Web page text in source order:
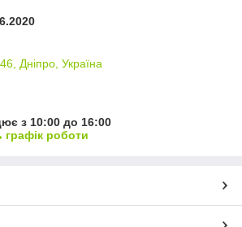
Дніпро, Україна
з 10:00 до 16:00
графік роботи